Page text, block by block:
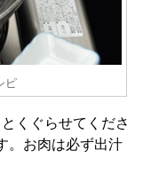
ピ
くぐらせてくださ
。お肉は必ず出汁